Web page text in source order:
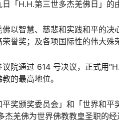
「H.H.第三世多杰羌佛日」的
以智慧、慈悲和实践和平的
誉奖；及各项国际性的伟大殊
院通过 614 号决议，正式用
的最高地位。
奖颁奖委员会」和「世界和
羌佛为世界佛教教皇圣职的经